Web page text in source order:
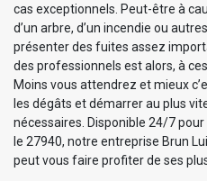
cas exceptionnels. Peut-être à
d’un arbre, d’un incendie ou
présenter des fuites assez
des professionnels est alors, à
Moins vous attendrez et mieux
les dégâts et démarrer au plus
nécessaires. Disponible 24/7
le 27940, notre entreprise Brun
peut vous faire profiter de ses